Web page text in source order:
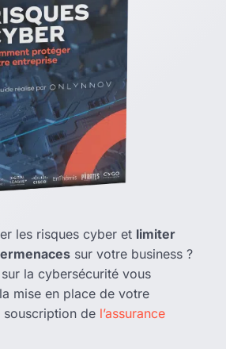
les risques cyber et limiter
sur votre business ?
la cybersécurité vous
mise en place de votre
de l’assurance